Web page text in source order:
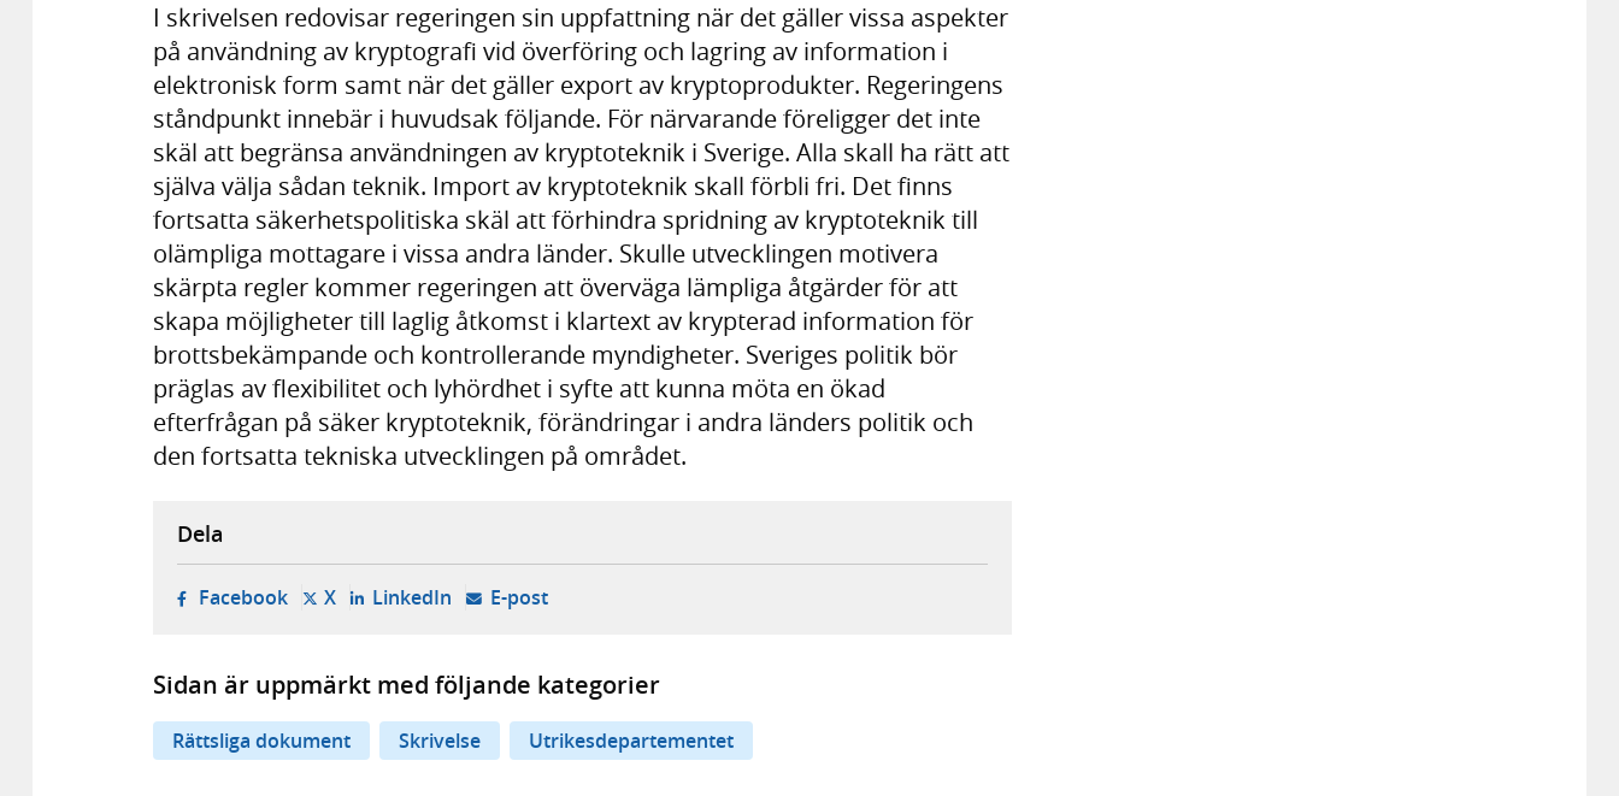
I skrivelsen redovisar regeringen sin uppfattning när det gäller vissa aspekter
på användning av kryptografi vid överföring och lagring av information i
elektronisk form samt när det gäller export av kryptoprodukter. Regeringens
ståndpunkt innebär i huvudsak följande. För närvarande föreligger det inte
skäl att begränsa användningen av kryptoteknik i Sverige. Alla skall ha rätt att
själva välja sådan teknik. Import av kryptoteknik skall förbli fri. Det finns
fortsatta säkerhetspolitiska skäl att förhindra spridning av kryptoteknik till
olämpliga mottagare i vissa andra länder. Skulle utvecklingen motivera
skärpta regler kommer regeringen att överväga lämpliga åtgärder för att
skapa möjligheter till laglig åtkomst i klartext av krypterad information för
brottsbekämpande och kontrollerande myndigheter. Sveriges politik bör
präglas av flexibilitet och lyhördhet i syfte att kunna möta en ökad
efterfrågan på säker kryptoteknik, förändringar i andra länders politik och
den fortsatta tekniska utvecklingen på området.
Dela
Facebook- öppnas i ny flik, extern webbplats,
X- öppnas i ny flik, extern webbplats,
LinkedIn- öppnas i ny flik, extern webbplats,
E-post- öppnar din e-postklient,
Sidan är uppmärkt med följande kategorier
Rättsliga dokument Skrivelse Utrikesdepartementet